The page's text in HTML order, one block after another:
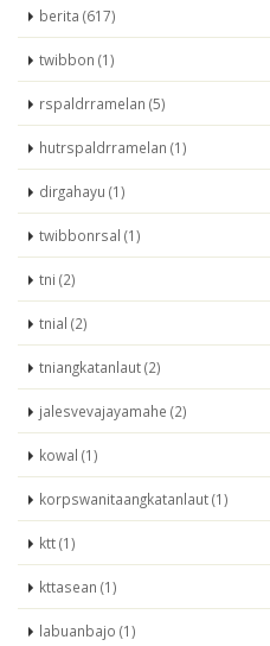
berita (617)
twibbon (1)
rspaldrramelan (5)
hutrspaldrramelan (1)
dirgahayu (1)
twibbonrsal (1)
tni (2)
tnial (2)
tniangkatanlaut (2)
jalesvevajayamahe (2)
kowal (1)
korpswanitaangkatanlaut (1)
ktt (1)
kttasean (1)
labuanbajo (1)